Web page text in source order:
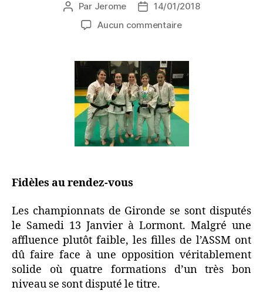
Par Jerome
14/01/2018
Aucun commentaire
Fidèles au rendez-vous
Les championnats de Gironde se sont disputés
le Samedi 13 Janvier à Lormont. Malgré une
affluence plutôt faible, les filles de l’ASSM ont
dû faire face à une opposition véritablement
solide où quatre formations d’un très bon
niveau se sont disputé le titre.